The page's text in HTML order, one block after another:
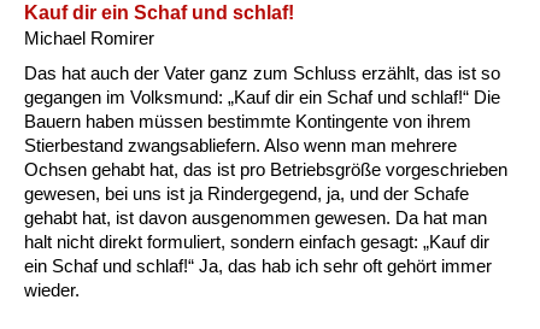
Kauf dir ein Schaf und schlaf!
Michael Romirer
Das hat auch der Vater ganz zum Schluss erzählt, das ist so
gegangen im Volksmund: „Kauf dir ein Schaf und schlaf!“ Die
Bauern haben müssen bestimmte Kontingente von ihrem
Stierbestand zwangsabliefern. Also wenn man mehrere
Ochsen gehabt hat, das ist pro Betriebsgröße vorgeschrieben
gewesen, bei uns ist ja Rindergegend, ja, und der Schafe
gehabt hat, ist davon ausgenommen gewesen. Da hat man
halt nicht direkt formuliert, sondern einfach gesagt: „Kauf dir
ein Schaf und schlaf!“ Ja, das hab ich sehr oft gehört immer
wieder.